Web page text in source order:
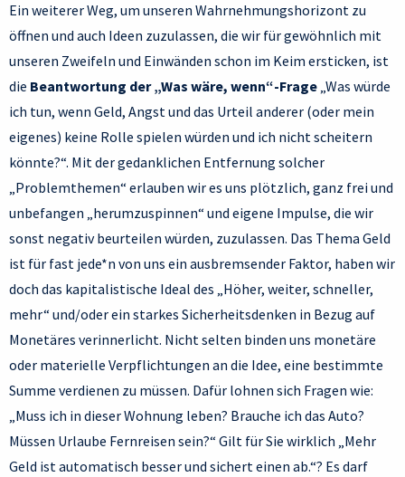
Ein weiterer Weg, um unseren Wahrnehmungshorizont zu
öffnen und auch Ideen zuzulassen, die wir für gewöhnlich mit
unseren Zweifeln und Einwänden schon im Keim ersticken, ist
die Beantwortung der „Was wäre, wenn“-Frage „Was würde
ich tun, wenn Geld, Angst und das Urteil anderer (oder mein
eigenes) keine Rolle spielen würden und ich nicht scheitern
könnte?“. Mit der gedanklichen Entfernung solcher
„Problemthemen“ erlauben wir es uns plötzlich, ganz frei und
unbefangen „herumzuspinnen“ und eigene Impulse, die wir
sonst negativ beurteilen würden, zuzulassen. Das Thema Geld
ist für fast jede*n von uns ein ausbremsender Faktor, haben wir
doch das kapitalistische Ideal des „Höher, weiter, schneller,
mehr“ und/oder ein starkes Sicherheitsdenken in Bezug auf
Monetäres verinnerlicht. Nicht selten binden uns monetäre
oder materielle Verpflichtungen an die Idee, eine bestimmte
Summe verdienen zu müssen. Dafür lohnen sich Fragen wie:
„Muss ich in dieser Wohnung leben? Brauche ich das Auto?
Müssen Urlaube Fernreisen sein?“ Gilt für Sie wirklich „Mehr
Geld ist automatisch besser und sichert einen ab.“? Es darf